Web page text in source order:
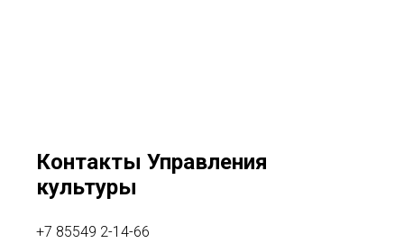
Контакты Управления
культуры
+7 85549 2-14-66